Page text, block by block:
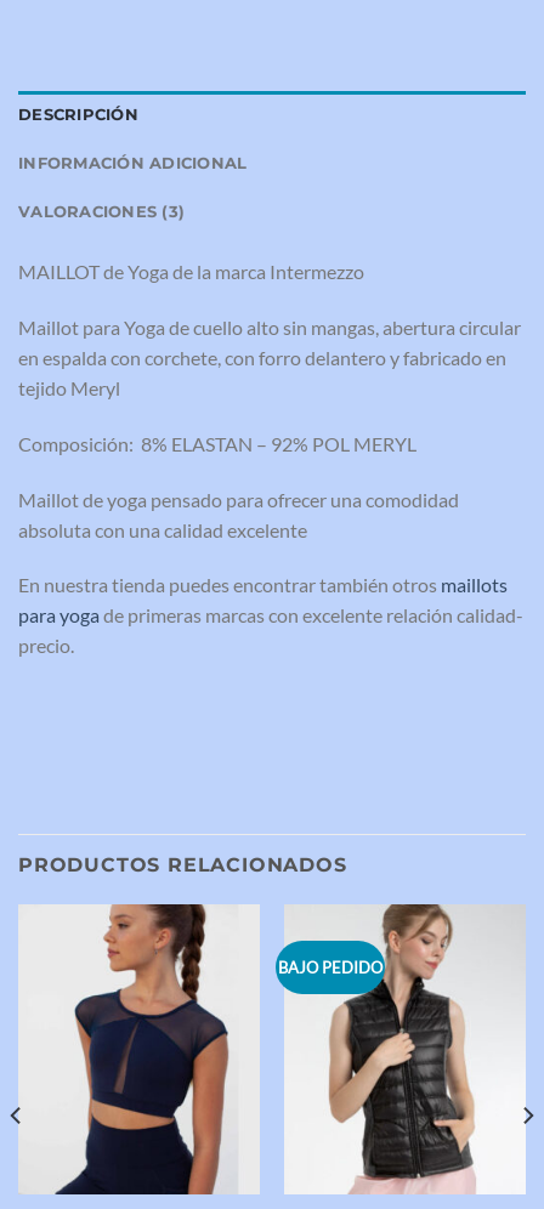
DESCRIPCIÓN
INFORMACIÓN ADICIONAL
VALORACIONES (3)
MAILLOT de Yoga de la marca Intermezzo
Maillot para Yoga de cuello alto sin mangas, abertura circular
en espalda con corchete, con forro delantero y fabricado en
tejido Meryl
Composición: 8% ELASTAN – 92% POL MERYL
Maillot de yoga pensado para ofrecer una comodidad
absoluta con una calidad excelente
En nuestra tienda puedes encontrar también otros maillots
para yoga de primeras marcas con excelente relación calidad-
precio.
PRODUCTOS RELACIONADOS
BAJO PEDIDO